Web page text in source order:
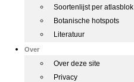
Soortenlijst per atlasblok
Botanische hotspots
Literatuur
Over
Over deze site
Privacy